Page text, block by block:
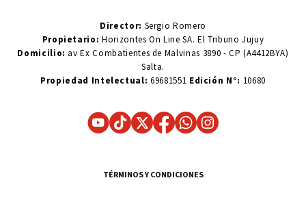
Director: Sergio Romero
Propietario:Horizontes On Line SA. El Tribuno Jujuy
Domicilio: av Ex Combatientes de Malvinas 3890 - CP (A4412BYA)
Salta.
Propiedad Intelectual: 69681551 Edición N°: 10680
TÉRMINOS Y CONDICIONES